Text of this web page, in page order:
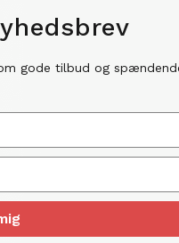
gode tilbud og